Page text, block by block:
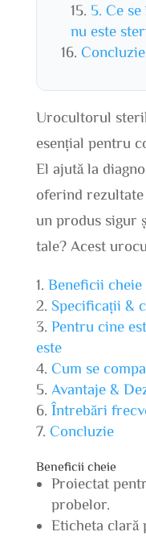
5. Ce
nu este
Concluzie
Urocultorul
esențial pentru
El ajută la
oferind
un produs sigur
tale? Acest
Beneficii cheie
Specificații &
Pentru cine
este
Cum se
Avantaje &
Întrebări
Concluzie
Beneficii cheie
Proiectat
probelor.
Eticheta clară